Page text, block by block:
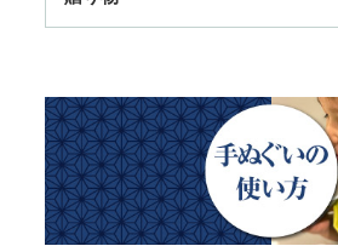
浮世絵・名画名作・古典
干支・富士・招福・縁起物
トートバッグ
チーフ・風呂敷
ステーショナリー
TokyoTokyo選定商品
タペストリー・掛軸・パネル額
のれん
母の日ギフト
父の日ギフト